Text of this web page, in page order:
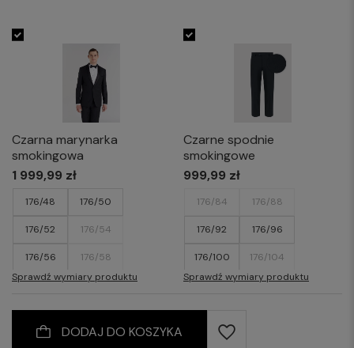
Czarna marynarka
smokingowa
1 999,99 zł
176/48 176/50
176/52 176/54
176/56 176/58
182/50 182/52
182/54 182/56
182/58 182/60
Sprawdź wymiary produktu
Czarne spodnie
smokingowe
999,99 zł
176/84 176/88
176/92 176/96
176/100 176/104
182/88 182/92
182/96
182/104
Sprawdź wymiary produktu
DODAJ DO KOSZYKA